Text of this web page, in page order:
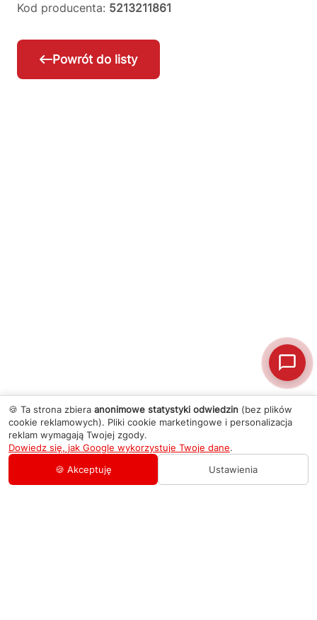
Kod producenta: 5213211861
Powrót do listy
🍪 Ta strona zbiera anonimowe statystyki odwiedzin (bez plików
cookie reklamowych). Pliki cookie marketingowe i personalizacja
reklam wymagają Twojej zgody.
Dowiedz się, jak Google wykorzystuje Twoje dane.
🍪 Akceptuję
Ustawienia